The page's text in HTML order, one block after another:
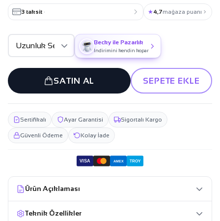
3 taksit · ★4,7mağaza puanı
Becky ile Pazarlık
İndirimini kendin kopar
SATIN AL SEPETE EKLE
Sertifikalı Ayar Garantisi Sigortalı Kargo
Güvenli Ödeme Kolay İade
VISA AMEX TROY
Ürün Açıklaması
Teknik Özellikler